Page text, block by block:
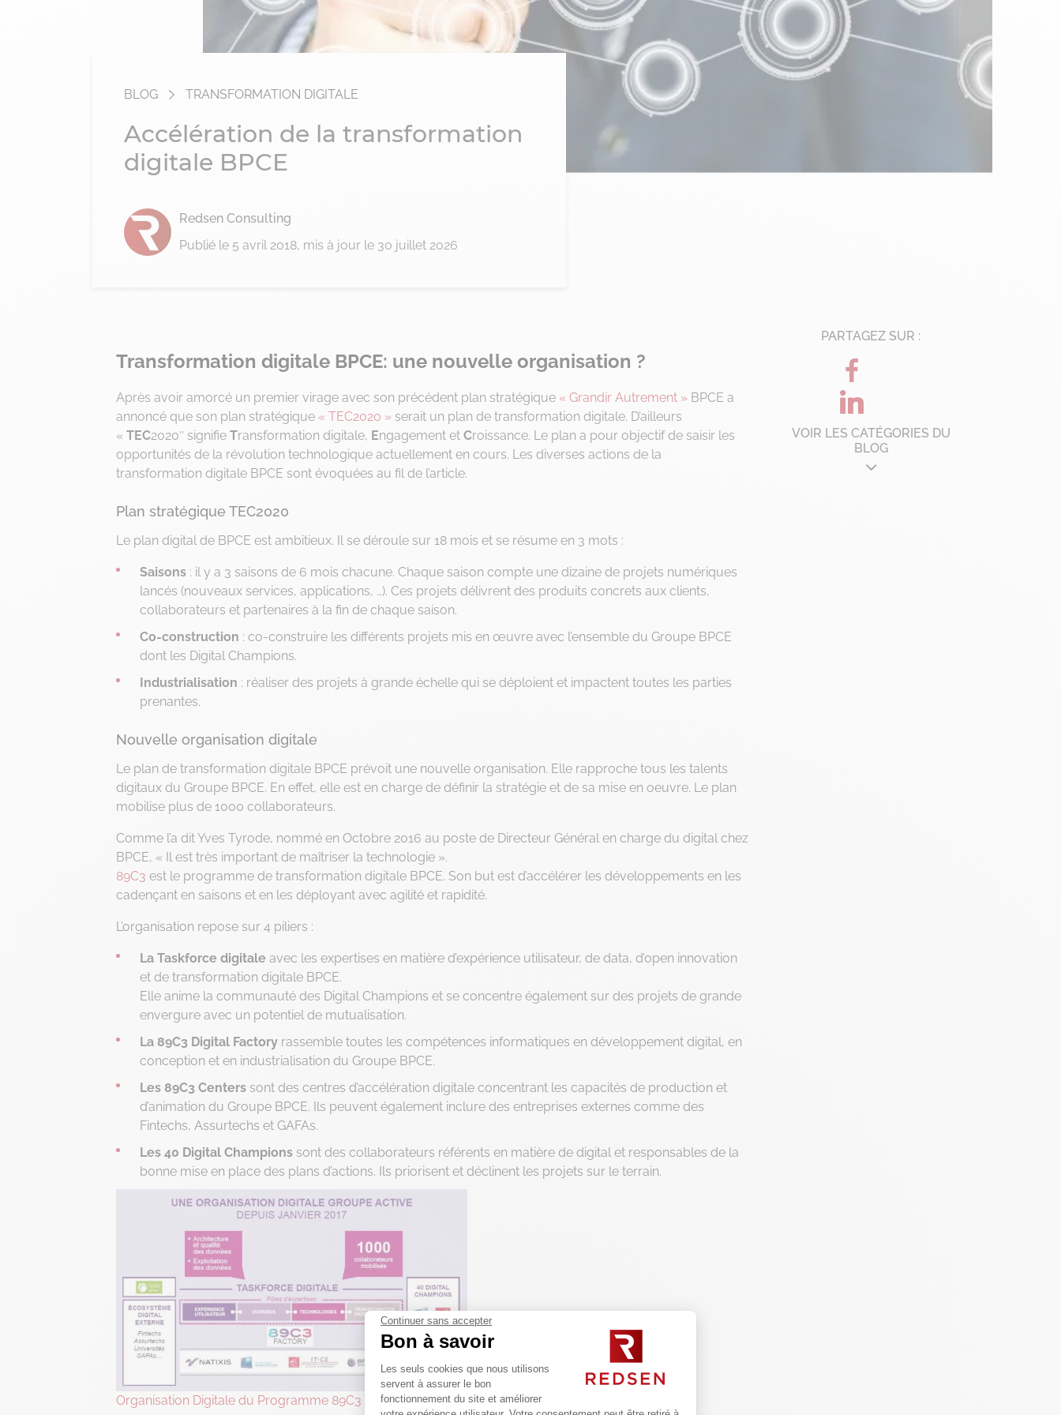
BLOG TRANSFORMATION DIGITALE
Accélération de la transformation
digitale BPCE
Redsen Consulting
Publié le 5 avril 2018, mis à jour le 30 juillet 2026
Transformation digitale BPCE: une nouvelle organisation ?
Après avoir amorcé un premier virage avec son précédent plan stratégique « Grandir Autrement » BPCE a
annoncé que son plan stratégique « TEC2020 » serait un plan de transformation digitale. D’ailleurs
« TEC2020″ signifie Transformation digitale, Engagement et Croissance. Le plan a pour objectif de saisir les
opportunités de la révolution technologique actuellement en cours. Les diverses actions de la
transformation digitale BPCE sont évoquées au fil de l’article.
Plan stratégique TEC2020
Le plan digital de BPCE est ambitieux. Il se déroule sur 18 mois et se résume en 3 mots :
Saisons : il y a 3 saisons de 6 mois chacune. Chaque saison compte une dizaine de projets numériques
lancés (nouveaux services, applications, …). Ces projets délivrent des produits concrets aux clients,
collaborateurs et partenaires à la fin de chaque saison.
Co-construction : co-construire les différents projets mis en œuvre avec l’ensemble du Groupe BPCE
dont les Digital Champions.
Industrialisation : réaliser des projets à grande échelle qui se déploient et impactent toutes les parties
prenantes.
Nouvelle organisation digitale
Le plan de transformation digitale BPCE prévoit une nouvelle organisation. Elle rapproche tous les talents
digitaux du Groupe BPCE. En effet, elle est en charge de définir la stratégie et de sa mise en oeuvre. Le plan
mobilise plus de 1000 collaborateurs.
Comme l’a dit Yves Tyrode, nommé en Octobre 2016 au poste de Directeur Général en charge du digital chez
BPCE, « Il est très important de maîtriser la technologie ».
89C3 est le programme de transformation digitale BPCE. Son but est d’accélérer les développements en les
cadençant en saisons et en les déployant avec agilité et rapidité.
L’organisation repose sur 4 piliers :
La Taskforce digitale avec les expertises en matière d’expérience utilisateur, de data, d’open innovation
et de transformation digitale BPCE.
Elle anime la communauté des Digital Champions et se concentre également sur des projets de grande
envergure avec un potentiel de mutualisation.
La 89C3 Digital Factory rassemble toutes les compétences informatiques en développement digital, en
conception et en industrialisation du Groupe BPCE.
Les 89C3 Centers sont des centres d’accélération digitale concentrant les capacités de production et
d’animation du Groupe BPCE. Ils peuvent également inclure des entreprises externes comme des
Fintechs, Assurtechs et GAFAs.
Les 40 Digital Champions sont des collaborateurs référents en matière de digital et responsables de la
bonne mise en place des plans d’actions. Ils priorisent et déclinent les projets sur le terrain.
Organisation Digitale du Programme 89C3
PARTAGEZ SUR :
VOIR LES CATÉGORIES DU
BLOG
Continuer sans accepter
Bon à savoir
Les seuls cookies que nous utilisons
servent à assurer le bon
fonctionnement du site et améliorer